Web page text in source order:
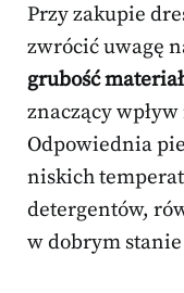
Przy zakupie
zwrócić uwagę
grubość
znaczący
Odpowiednia
niskich
detergentów,
w dobrym stanie